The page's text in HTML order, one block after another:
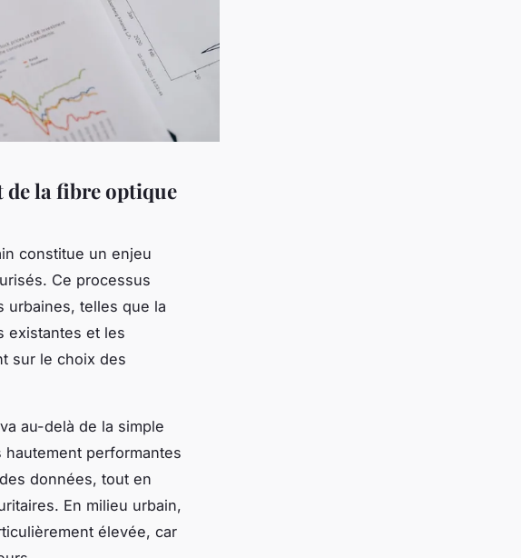
la fibre optique
constitue un enjeu
Ce processus
urbaines, telles que la
existantes et les
sur le choix des
au-delà de la simple
hautement performantes
données, tout en
En milieu urbain,
élevée, car